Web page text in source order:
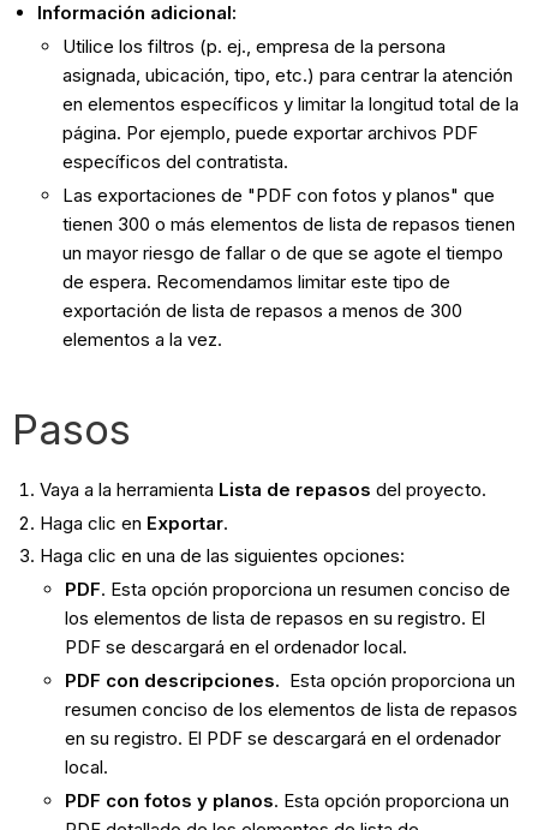
Información adicional:
Utilice los filtros (p. ej., empresa de la persona
asignada, ubicación, tipo, etc.) para centrar la atención
en elementos específicos y limitar la longitud total de la
página. Por ejemplo, puede exportar archivos PDF
específicos del contratista.
Las exportaciones de "PDF con fotos y planos" que
tienen 300 o más elementos de lista de repasos tienen
un mayor riesgo de fallar o de que se agote el tiempo
de espera. Recomendamos limitar este tipo de
exportación de lista de repasos a menos de 300
elementos a la vez.
Pasos
Vaya a la herramienta Lista de repasos del proyecto.
Haga clic en Exportar.
Haga clic en una de las siguientes opciones:
PDF. Esta opción proporciona un resumen conciso de
los elementos de lista de repasos en su registro. El
PDF se descargará en el ordenador local.
PDF con descripciones. Esta opción proporciona un
resumen conciso de los elementos de lista de repasos
en su registro. El PDF se descargará en el ordenador
local.
PDF con fotos y planos. Esta opción proporciona un